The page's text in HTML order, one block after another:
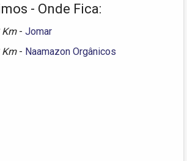
- Onde Fica:
Km - Jomar
Km - Naamazon Orgânicos